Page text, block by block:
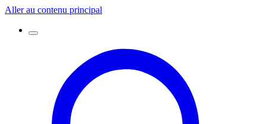
Aller au contenu principal